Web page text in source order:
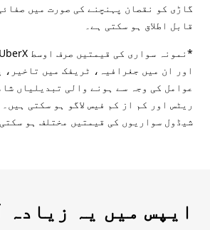
گاڑی کو نقصان پہنچنے کی صورت میں
قابل اطلاق ہو سکتی ہے۔
اور ان میں جغرافیہ، ٹریفک میں تاخیر،
عوامل کی وجہ سے ہونے والی تبدیلیاں
ریٹس اور کم از کم فیس لاگو ہو سکتی
شیڈول سواریوں کی قیمتیں مختلف ہو
ایپس میں یہ زیادہ